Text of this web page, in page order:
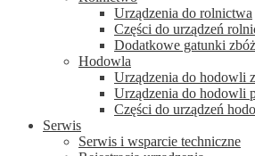
Urządzenia do rolnictwa
Części do urządzeń
Dodatkowe gatunki zbóż
Hodowla
Urządzenia do hodowli
Urządzenia do hodowli
Części do urządzeń
Serwis
Serwis i wsparcie techniczne